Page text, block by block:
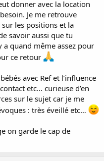
comme ça : voir un
plutôt au réveil et pas
sinon...
pas de tétine non plus
pas essayer.
mamans ont un ref sont très
contact, la contre partie
pas si besoin de précision..
donner avec la location
Je me retrouve
les positions et la
savoir aussi que tu
quand même assez pour
ce retour
avec Ref et l’influence
etc… curieuse d’en
sur le sujet car je me
: très éveillé etc…
on garde le cap de